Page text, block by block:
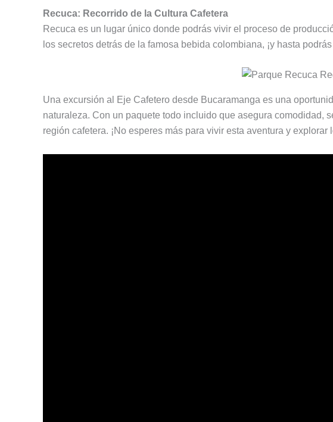
Recuca: Recorrido de la Cultura Cafetera
Recuca es un lugar único donde podrás vivir el proceso de
los secretos detrás de la famosa bebida colombiana, ¡y hasta
Una excursión al Eje Cafetero desde Bucaramanga es una
naturaleza. Con un paquete todo incluido que asegura comodidad,
región cafetera. ¡No esperes más para vivir esta aventura y